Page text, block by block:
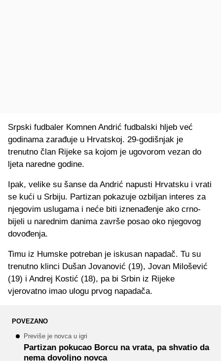
Srpski fudbaler Komnen Andrić fudbalski hljeb već
godinama zarađuje u Hrvatskoj. 29-godišnjak je
trenutno član Rijeke sa kojom je ugovorom vezan do
ljeta naredne godine.
Ipak, velike su šanse da Andrić napusti Hrvatsku i vrati
se kući u Srbiju. Partizan pokazuje ozbiljan interes za
njegovim uslugama i neće biti iznenađenje ako crno-
bijeli u narednim danima završe posao oko njegovog
dovođenja.
Timu iz Humske potreban je iskusan napadač. Tu su
trenutno klinci Dušan Jovanović (19), Jovan Milošević
(19) i Andrej Kostić (18), pa bi Srbin iz Rijeke
vjerovatno imao ulogu prvog napadača.
POVEZANO
Previše je novca u igri
Partizan pokucao Borcu na vrata, pa shvatio da
nema dovoljno novca